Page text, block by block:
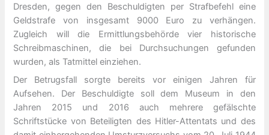
Dresden, gegen den Beschuldigten per Strafbefehl eine
Geldstrafe von insgesamt 9000 Euro zu verhängen.
Zugleich will die Ermittlungsbehörde vier historische
Schreibmaschinen, die bei Durchsuchungen gefunden
wurden, als Tatmittel einziehen.
Der Betrugsfall sorgte bereits vor einigen Jahren für
Aufsehen. Der Beschuldigte soll dem Museum in den
Jahren 2015 und 2016 auch mehrere gefälschte
Schriftstücke von Beteiligten des Hitler-Attentats und des